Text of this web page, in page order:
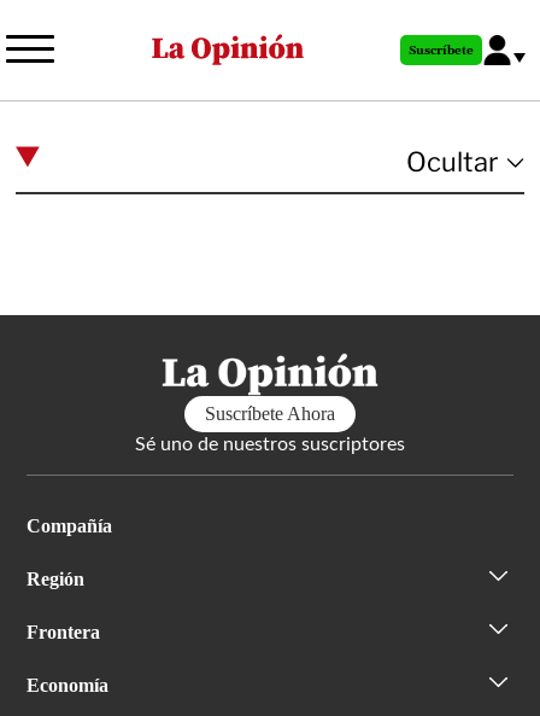
al
principal
Suscríbete
Suscríbete Ahora
Sé uno de nuestros suscriptores
Compañía
Región
Frontera
Economía